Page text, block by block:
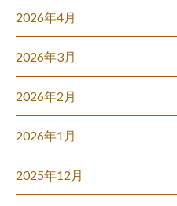
2026年4月
2026年3月
2026年2月
2026年1月
2025年12月